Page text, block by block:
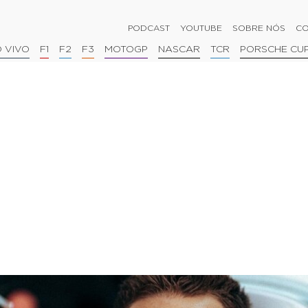
PODCAST YOUTUBE SOBRE NÓS
VIVO F1 F2 F3 MOTOGP NASCAR TCR PORSCHE